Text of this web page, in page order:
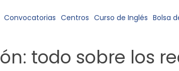
Convocatorias Centros Curso de Inglés Bolsa
todo sobre los